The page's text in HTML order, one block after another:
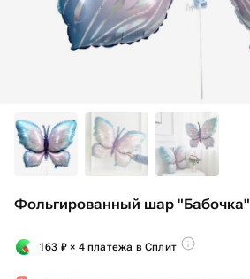
Фольгированный шар "Бабочка"
163 ₽ × 4 платежа в Сплит